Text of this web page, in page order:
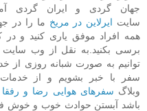
جهان گردی و ایران گردی
سایت ایرلاین در مریخ ما را در
همه افراد موفق یاری کنید و در
برسی بکنید.به نقل از وب سایت
توانیم به صورت شبانه روزی از
سفر با خبر بشویم و از خدمات
وبلاگ سفرهای هوایی رضا و رفقا
باشد آبستن حوادث خوب و خوش